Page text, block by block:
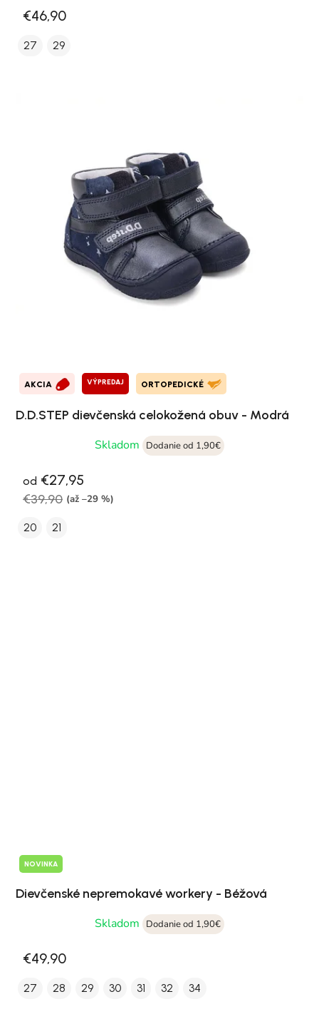
€46,90
27 29
AKCIA VÝPREDAJ ORTOPEDICKÉ
D.D.STEP dievčenská celokožená obuv - Modrá
Skladom
Dodanie od 1,90€
od €27,95
€39,90 (až –29 %)
20 21
NOVINKA
Dievčenské nepremokavé workery - Béžová
Skladom
Dodanie od 1,90€
€49,90
27 28 29 30 31 32 34